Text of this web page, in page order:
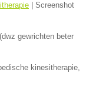
Screenshot
gewrichten beter
kinesitherapie,